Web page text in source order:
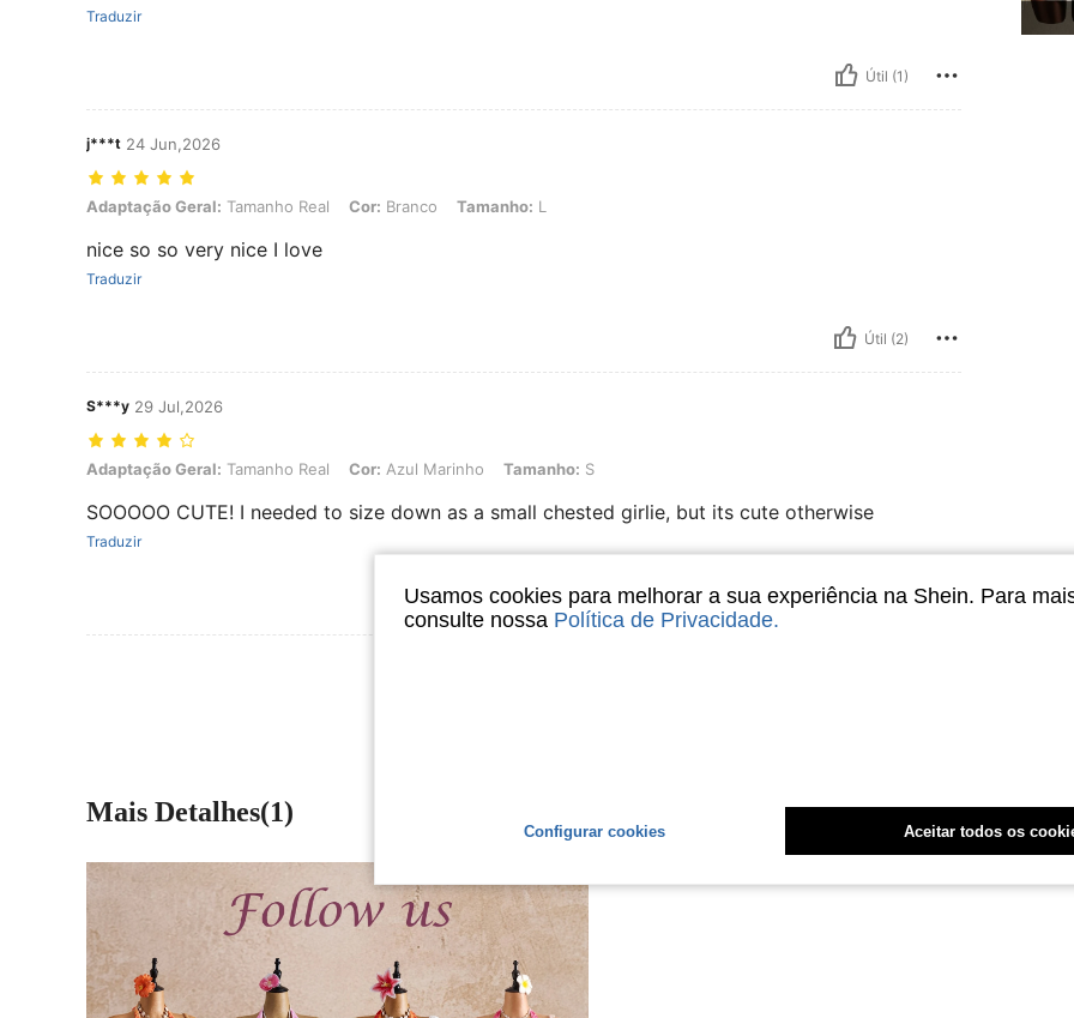
Traduzir
Útil (1)
j***t 24 Jun,2026
Adaptação Geral: Tamanho Real, Cor: Branco, Tamanho: L
Adaptação Geral: Tamanho Real Cor: Branco Tamanho: L
nice so so very nice I love
Traduzir
Útil (2)
S***y 29 Jul,2026
Adaptação Geral: Tamanho Real, Cor: Azul Marinho, Tamanho: S
Adaptação Geral: Tamanho Real Cor: Azul Marinho Tamanho: S
SOOOOO CUTE! I needed to size down as a small chested girlie, but its cute otherwise
Traduzir
Útil (0)
Mais Detalhes(1)
Usamos cookies para melhorar a sua experiência na Shein. Para
consulte nossa Política de Privacidade.
Configurar cookies Aceitar todos os